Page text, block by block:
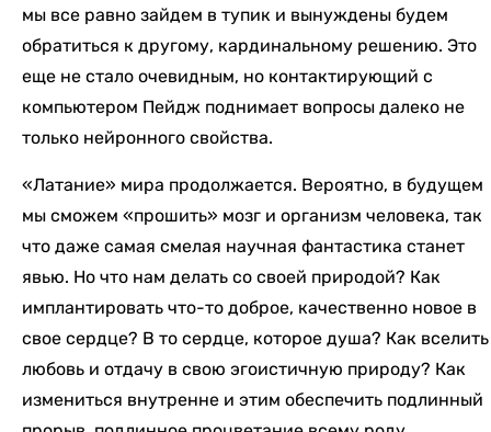
мы все равно зайдем в тупик и вынуждены будем
обратиться к другому, кардинальному решению. Это
еще не стало очевидным, но контактирующий с
компьютером Пейдж поднимает вопросы далеко не
только нейронного свойства.
«Латание» мира продолжается. Вероятно, в будущем
мы сможем «прошить» мозг и организм человека, так
что даже самая смелая научная фантастика станет
явью. Но что нам делать со своей природой? Как
имплантировать что-то доброе, качественно новое в
свое сердце? В то сердце, которое душа? Как вселить
любовь и отдачу в свою эгоистичную природу? Как
измениться внутренне и этим обеспечить подлинный